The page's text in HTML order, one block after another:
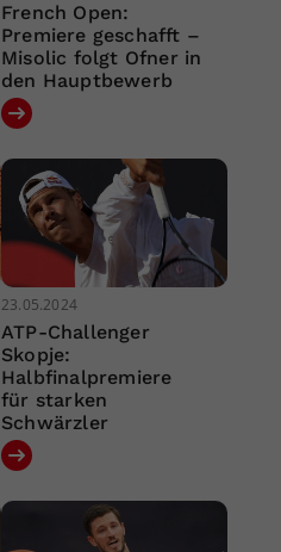
French Open:
Premiere geschafft –
Misolic folgt Ofner in
den Hauptbewerb
23.05.2024
ATP-Challenger
Skopje:
Halbfinalpremiere
für starken
Schwärzler